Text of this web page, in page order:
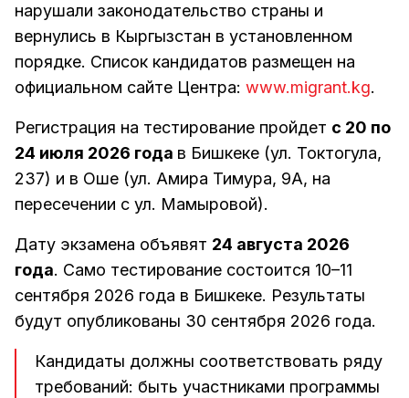
нарушали законодательство страны и
вернулись в Кыргызстан в установленном
порядке. Список кандидатов размещен на
официальном сайте Центра: www.migrant.kg.
Регистрация на тестирование пройдет с 20 по
24 июля 2026 года в Бишкеке (ул. Токтогула,
237) и в Оше (ул. Амира Тимура, 9А, на
пересечении с ул. Мамыровой).
Дату экзамена объявят 24 августа 2026
года. Само тестирование состоится 10–11
сентября 2026 года в Бишкеке. Результаты
будут опубликованы 30 сентября 2026 года.
Кандидаты должны соответствовать ряду
требований: быть участниками программы